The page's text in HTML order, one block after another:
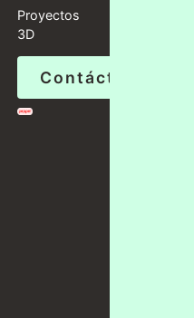
Proyectos
3D
Contáctanos